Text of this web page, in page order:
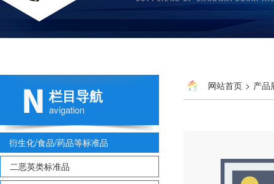
栏目导航
avigation
衍生化/食品/药品等标准品
二恶英类标准品
网站首页 > 产品